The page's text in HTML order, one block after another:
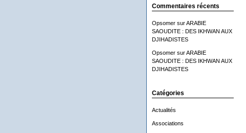
Commentaires récents
OpsomersurARABIE
SAOUDITE : DES IKHWAN AUX
DJIHADISTES
OpsomersurARABIE
SAOUDITE : DES IKHWAN AUX
DJIHADISTES
Catégories
Actualités
Associations